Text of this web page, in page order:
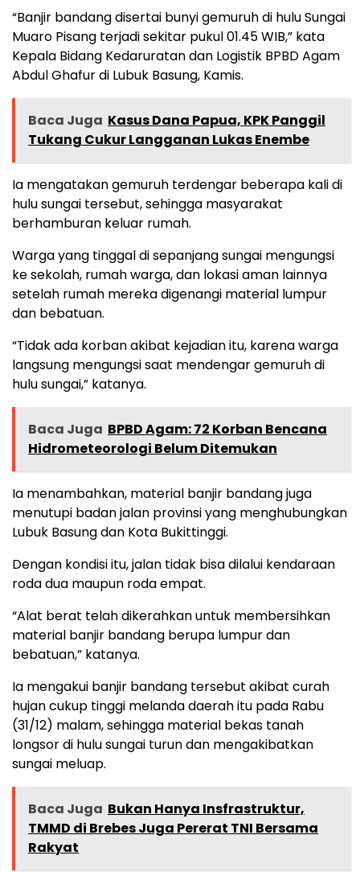
“Banjir bandang disertai bunyi gemuruh di hulu Sungai
Muaro Pisang terjadi sekitar pukul 01.45 WIB,” kata
Kepala Bidang Kedaruratan dan Logistik BPBD Agam
Abdul Ghafur di Lubuk Basung, Kamis.
Baca Juga Kasus Dana Papua, KPK Panggil
Tukang Cukur Langganan Lukas Enembe
Ia mengatakan gemuruh terdengar beberapa kali di
hulu sungai tersebut, sehingga masyarakat
berhamburan keluar rumah.
Warga yang tinggal di sepanjang sungai mengungsi
ke sekolah, rumah warga, dan lokasi aman lainnya
setelah rumah mereka digenangi material lumpur
dan bebatuan.
“Tidak ada korban akibat kejadian itu, karena warga
langsung mengungsi saat mendengar gemuruh di
hulu sungai,” katanya.
Baca Juga BPBD Agam: 72 Korban Bencana
Hidrometeorologi Belum Ditemukan
Ia menambahkan, material banjir bandang juga
menutupi badan jalan provinsi yang menghubungkan
Lubuk Basung dan Kota Bukittinggi.
Dengan kondisi itu, jalan tidak bisa dilalui kendaraan
roda dua maupun roda empat.
“Alat berat telah dikerahkan untuk membersihkan
material banjir bandang berupa lumpur dan
bebatuan,” katanya.
Ia mengakui banjir bandang tersebut akibat curah
hujan cukup tinggi melanda daerah itu pada Rabu
(31/12) malam, sehingga material bekas tanah
longsor di hulu sungai turun dan mengakibatkan
sungai meluap.
Baca Juga Bukan Hanya Insfrastruktur,
TMMD di Brebes Juga Pererat TNI Bersama
Rakyat